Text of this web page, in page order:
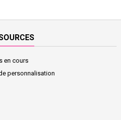
en cours
personnalisation